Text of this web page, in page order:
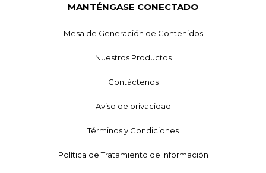
MANTÉNGASE CONECTADO
Mesa de Generación de Contenidos
Nuestros Productos
Contáctenos
Aviso de privacidad
Términos y Condiciones
Política de Tratamiento de Información